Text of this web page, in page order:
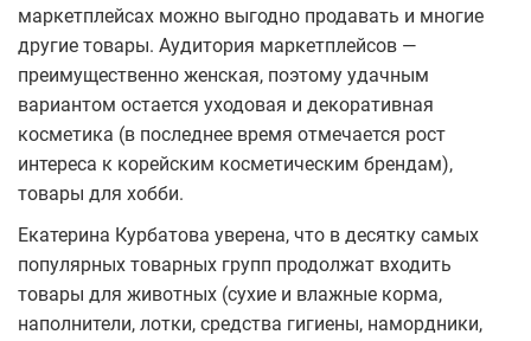
маркетплейсах можно выгодно продавать и многие
другие товары. Аудитория маркетплейсов —
преимущественно женская, поэтому удачным
вариантом остается уходовая и декоративная
косметика (в последнее время отмечается рост
интереса к корейским косметическим брендам),
товары для хобби.
Екатерина Курбатова уверена, что в десятку самых
популярных товарных групп продолжат входить
товары для животных (сухие и влажные корма,
наполнители, лотки, средства гигиены, намордники,